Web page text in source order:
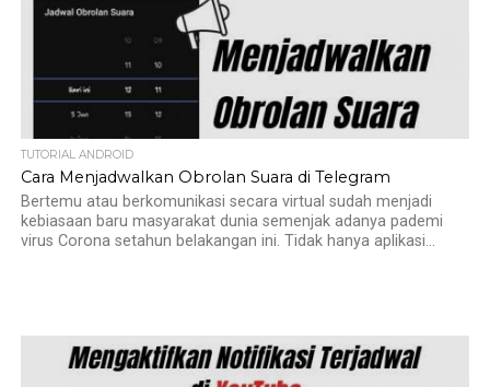
TUTORIAL ANDROID
Cara Menjadwalkan Obrolan Suara di Telegram
Bertemu atau berkomunikasi secara virtual sudah menjadi
kebiasaan baru masyarakat dunia semenjak adanya pademi
virus Corona setahun belakangan ini. Tidak hanya aplikasi...